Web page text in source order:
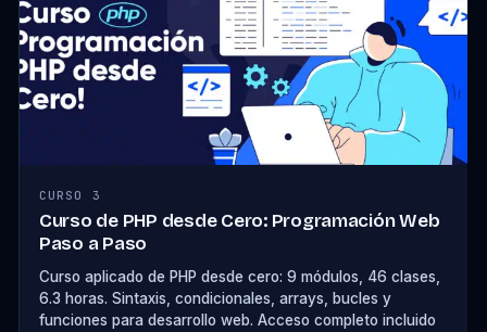
CURSO 3
Curso de PHP desde Cero: Programación Web
Paso a Paso
Curso aplicado de PHP desde cero: 9 módulos, 46 clases,
6.3 horas. Sintaxis, condicionales, arrays, bucles y
funciones para desarrollo web. Acceso completo incluido